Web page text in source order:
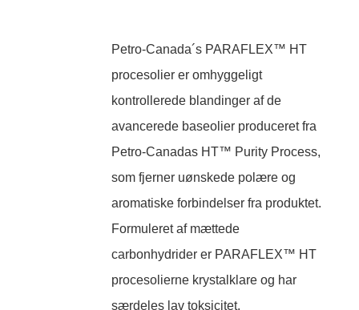
Petro-Canada´s PARAFLEX™ HT
procesolier er omhyggeligt
kontrollerede blandinger af de
avancerede baseolier produceret fra
Petro-Canadas HT™ Purity Process,
som fjerner uønskede polære og
aromatiske forbindelser fra produktet.
Formuleret af mættede
carbonhydrider er PARAFLEX™ HT
procesolierne krystalklare og har
særdeles lav toksicitet.